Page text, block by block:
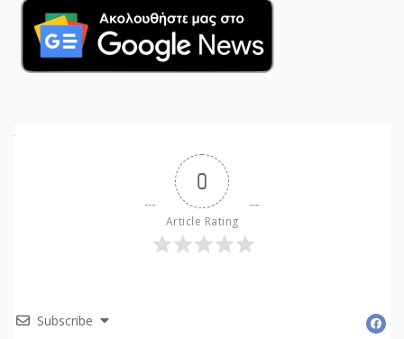
0
Article Rating
Subscribe